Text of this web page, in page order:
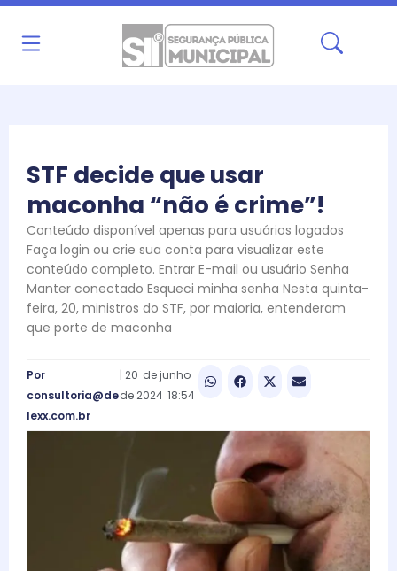
Ir
STF decide que usar
maconha “não é crime”!
Conteúdo disponível apenas para usuários logados
Faça login ou crie sua conta para visualizar este
conteúdo completo. Entrar E-mail ou usuário Senha
Manter conectado Esqueci minha senha Nesta quinta-
feira, 20, ministros do STF, por maioria, entenderam
que porte de maconha
Por
consultoria@de
lexx.com.br
| 20 dejunho
de 2024 18:54